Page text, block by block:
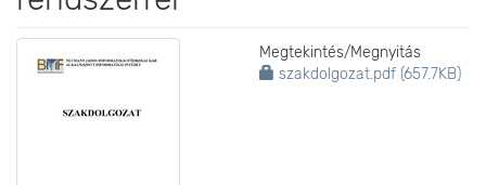
Megtekintés/Megnyitás
szakdolgozat.pdf (657.7KB)